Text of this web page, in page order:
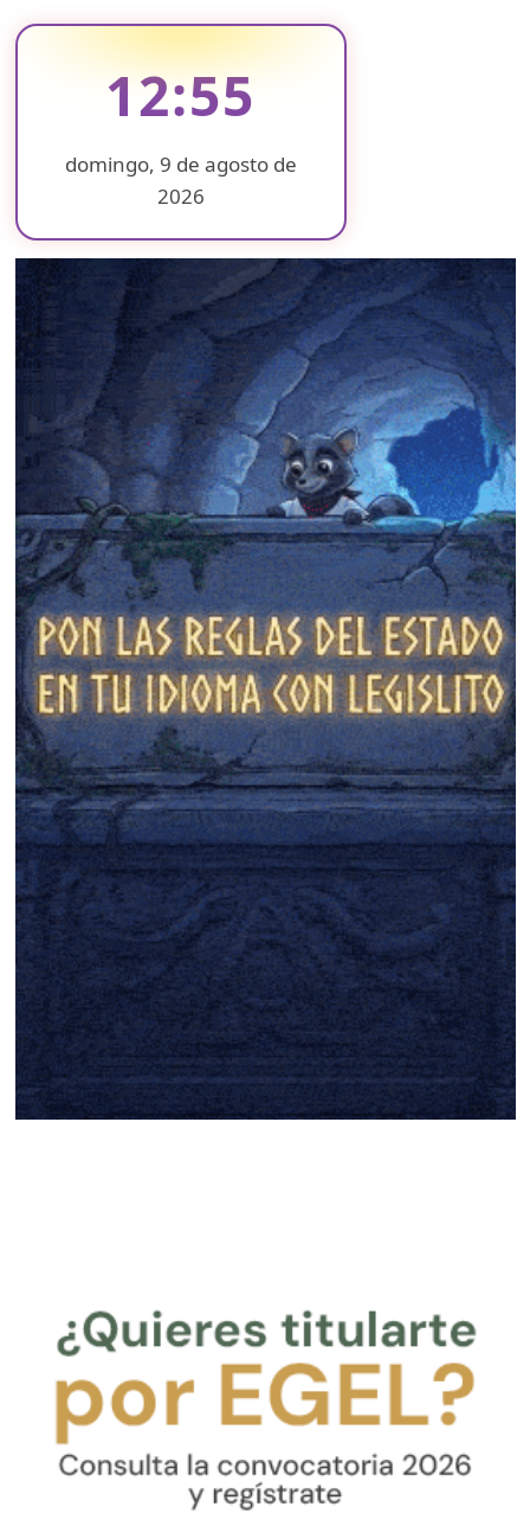
12:55
domingo, 9 de agosto de
2026
❄
❄
❄
❄ ❄
❄